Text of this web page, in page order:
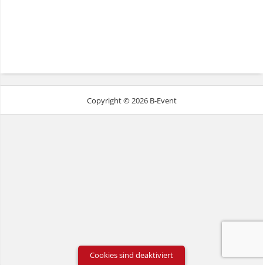
Copyright © 2026 B-Event
Cookies sind deaktiviert